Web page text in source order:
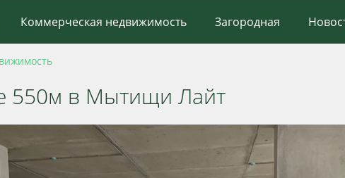
Коммерческая недвижимость Загородная
550м в Мытищи Лайт